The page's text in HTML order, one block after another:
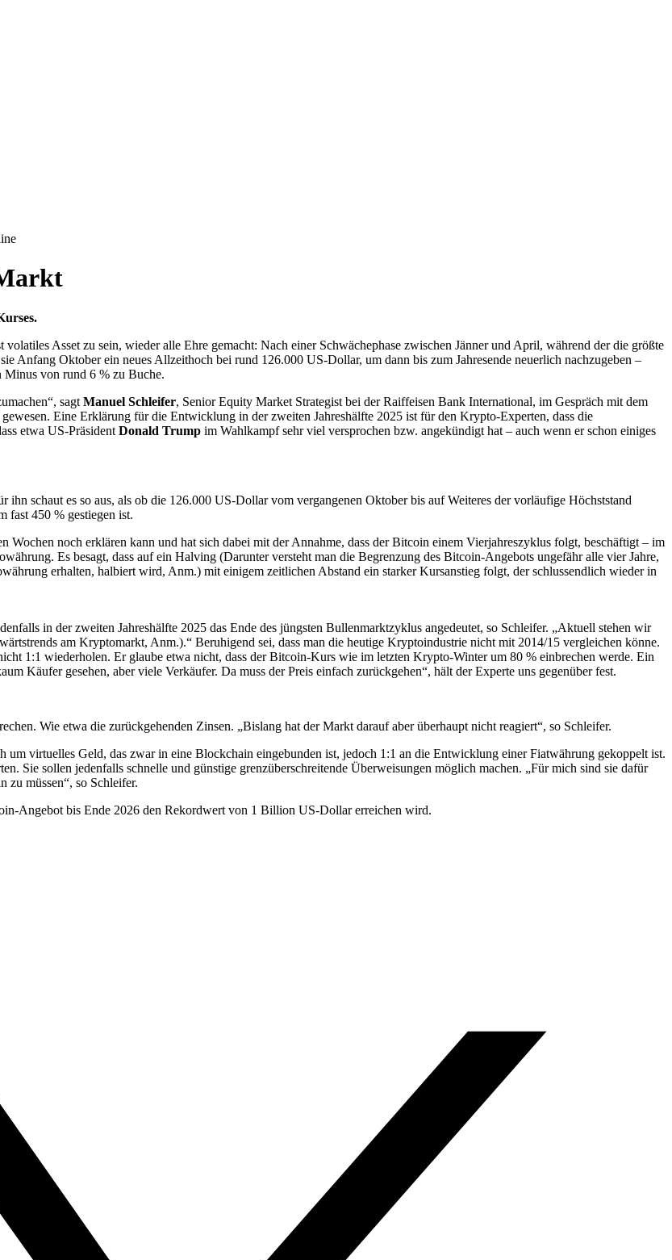
Asset zu sein, wieder alle Ehre gemacht: Nach einer Schwächephase zwischen Jänner und April, während der die größte
Anfang Oktober ein neues Allzeithoch bei rund 126.000 US-Dollar, um dann bis zum Jahresende neuerlich nachzugeben –
Minus von rund 6 % zu Buche.
sagt Manuel Schleifer, Senior Equity Market Strategist bei der Raiffeisen Bank International, im Gespräch mit dem
Eine Erklärung für die Entwicklung in der zweiten Jahreshälfte 2025 ist für den Krypto-Experten, dass die
etwa US-Präsident Donald Trump im Wahlkampf sehr viel versprochen bzw. angekündigt hat – auch wenn er schon einiges
schaut es so aus, als ob die 126.000 US-Dollar vom vergangenen Oktober bis auf Weiteres der vorläufige Höchststand
fast 450 % gestiegen ist.
noch erklären kann und hat sich dabei mit der Annahme, dass der Bitcoin einem Vierjahreszyklus folgt, beschäftigt – im
Es besagt, dass auf ein Halving (Darunter versteht man die Begrenzung des Bitcoin-Angebots ungefähr alle vier Jahre,
erhalten, halbiert wird, Anm.) mit einigem zeitlichen Abstand ein starker Kursanstieg folgt, der schlussendlich wieder in
in der zweiten Jahreshälfte 2025 das Ende des jüngsten Bullenmarktzyklus angedeutet, so Schleifer. „Aktuell stehen wir
am Kryptomarkt, Anm.).“ Beruhigend sei, dass man die heutige Kryptoindustrie nicht mit 2014/15 vergleichen könne.
1:1 wiederholen. Er glaube etwa nicht, dass der Bitcoin-Kurs wie im letzten Krypto-Winter um 80 % einbrechen werde. Ein
Käufer gesehen, aber viele Verkäufer. Da muss der Preis einfach zurückgehen“, hält der Experte uns gegenüber fest.
Wie etwa die zurückgehenden Zinsen. „Bislang hat der Markt darauf aber überhaupt nicht reagiert“, so Schleifer.
um virtuelles Geld, das zwar in eine Blockchain eingebunden ist, jedoch 1:1 an die Entwicklung einer Fiatwährung gekoppelt ist.
Sie sollen jedenfalls schnelle und günstige grenzüberschreitende Überweisungen möglich machen. „Für mich sind sie dafür
zu müssen“, so Schleifer.
Angebot bis Ende 2026 den Rekordwert von 1 Billion US-Dollar erreichen wird.